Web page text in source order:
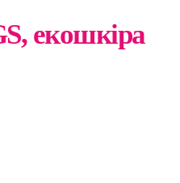
екошкіра